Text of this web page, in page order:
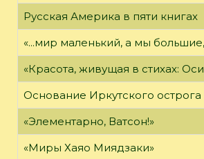
Русская Америка в пяти книгах
«...мир маленький, а мы
«Красота, живущая в стихах:
Основание Иркутского острога
«Элементарно, Ватсон!»
«Миры Хаяо Миядзаки»